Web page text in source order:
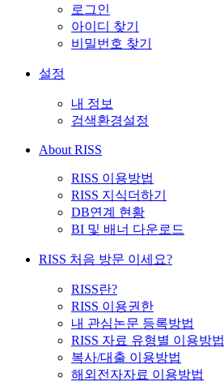
로그인
아이디 찾기
비밀번호 찾기
설정
내 정보
검색환경설정
About RISS
RISS 이용방법
RISS 지식더하기
DB연계 현황
BI 및 배너 다운로드
RISS 처음 방문 이세요?
RISS란?
RISS 이용권한
내 관심논문 등록방법
RISS 자료 유형별 이용방법
복사/대출 이용방법
해외전자자료 이용방법